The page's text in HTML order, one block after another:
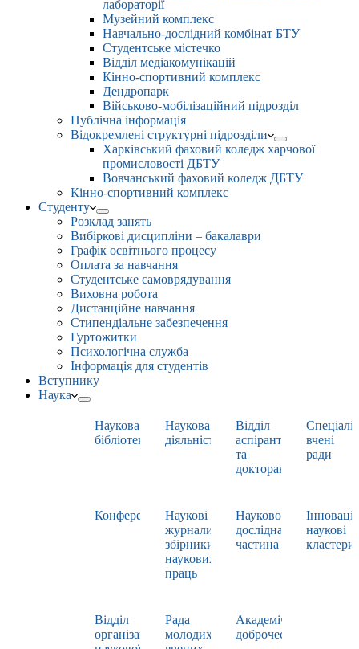
лабораторії
Музейний комплекс
Навчально-дослідний комбінат БТУ
Студентське містечко
Відділ медіакомунікацій
Кінно-спортивний комплекс
Дендропарк
Військово-мобілізаційний підрозділ
Публічна інформація
Відокремлені структурні підрозділи
Харківський фаховий коледж харчової
промисловості ДБТУ
Вовчанський фаховий коледж ДБТУ
Кінно-спортивний комплекс
Студенту
Розклад занять
Вибіркові дисципліни – бакалаври
Графік освітнього процесу
Оплата за навчання
Студентське самоврядування
Виховна робота
Дистанційне навчання
Стипендіальне забезпечення
Гуртожитки
Психологічна служба
Інформація для студентів
Вступнику
Наука
Наукова
бібліотека
Наукова
діяльність
Відділ
аспірантури
та
докторантури
вчені
ради
Конференції
Наукові
журнали,
збірники
наукових
праць
Науково-
дослідна
частина
наукові
кластери
Відділ
організації
Рада
молодих
Академічна
доброчесність